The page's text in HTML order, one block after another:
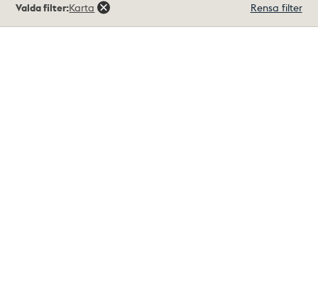
träffar
Valda filter:Karta Rensa filter